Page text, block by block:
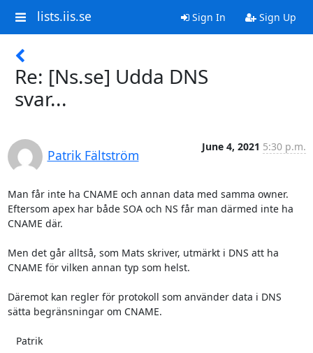
lists.iis.se Sign In Sign Up
Re: [Ns.se] Udda DNS
svar...
Patrik Fältström
June 4, 2021 5:30 p.m.
Man får inte ha CNAME och annan data med samma owner.
Eftersom apex har både SOA och NS får man därmed inte ha
CNAME där.
Men det går alltså, som Mats skriver, utmärkt i DNS att ha
CNAME för vilken annan typ som helst.
Däremot kan regler för protokoll som använder data i DNS
sätta begränsningar om CNAME.